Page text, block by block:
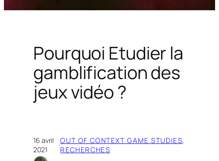
Pourquoi Etudier la
gamblification des
jeux vidéo ?
16 avril
2021
·OUT OF CONTEXT GAME STUDIES
RECHERCHES